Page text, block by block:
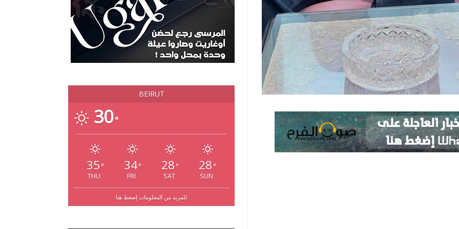
BEIRUT
30°
35 °
THU
34°
FRI
28 °
SAT
28 °
SUN
للمزيد من المعلومات إضغط هنا